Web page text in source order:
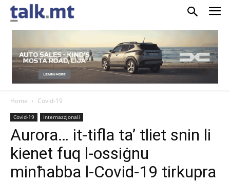
Home Covid-19
Covid-19 Internazzjonali
Aurora… it-tifla ta’ tliet snin li
kienet fuq l-ossiġnu
minħabba l-Covid-19 tirkupra